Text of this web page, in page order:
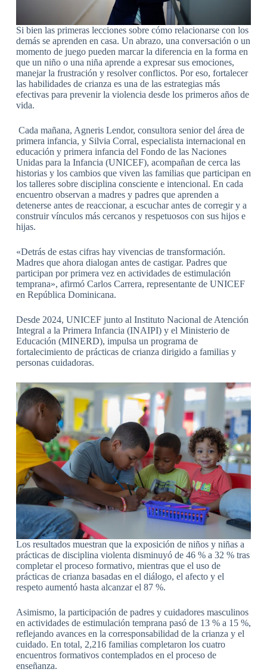
Si bien las primeras lecciones sobre cómo relacionarse con los
demás se aprenden en casa. Un abrazo, una conversación o un
momento de juego pueden marcar la diferencia en la forma en
que un niño o una niña aprende a expresar sus emociones,
manejar la frustración y resolver conflictos. Por eso, fortalecer
las habilidades de crianza es una de las estrategias más
efectivas para prevenir la violencia desde los primeros años de
vida.
Cada mañana, Agneris Lendor, consultora senior del área de
primera infancia, y Silvia Corral, especialista internacional en
educación y primera infancia del Fondo de las Naciones
Unidas para la Infancia (UNICEF), acompañan de cerca las
historias y los cambios que viven las familias que participan en
los talleres sobre disciplina consciente e intencional. En cada
encuentro observan a madres y padres que aprenden a
detenerse antes de reaccionar, a escuchar antes de corregir y a
construir vínculos más cercanos y respetuosos con sus hijos e
hijas.
«Detrás de estas cifras hay vivencias de transformación.
Madres que ahora dialogan antes de castigar. Padres que
participan por primera vez en actividades de estimulación
temprana», afirmó Carlos Carrera, representante de UNICEF
en República Dominicana.
Desde 2024, UNICEF junto al Instituto Nacional de Atención
Integral a la Primera Infancia (INAIPI) y el Ministerio de
Educación (MINERD), impulsa un programa de
fortalecimiento de prácticas de crianza dirigido a familias y
personas cuidadoras.
Los resultados muestran que la exposición de niños y niñas a
prácticas de disciplina violenta disminuyó de 46 % a 32 % tras
completar el proceso formativo, mientras que el uso de
prácticas de crianza basadas en el diálogo, el afecto y el
respeto aumentó hasta alcanzar el 87 %.
Asimismo, la participación de padres y cuidadores masculinos
en actividades de estimulación temprana pasó de 13 % a 15 %,
reflejando avances en la corresponsabilidad de la crianza y el
cuidado. En total, 2,216 familias completaron los cuatro
encuentros formativos contemplados en el proceso de
enseñanza.